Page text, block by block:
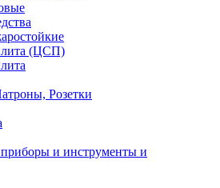
(ЦСП)
Розетки
и инструменты и